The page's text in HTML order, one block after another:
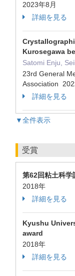
2023年8月
詳細を見る
Kurosegawa
Satomi Enju,
23rd General
Association
詳細を見る
▼全件表示
受賞
第62回粘土科学
2018年
詳細を見る
Kyushu
award
2018年
詳細を見る